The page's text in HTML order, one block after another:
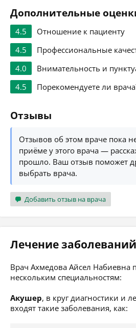
Дополнительные
4.5
Отношение к пациенту
4.5
Профессиональные
4.0
Внимательность и
4.5
Порекомендуете ли
Отзывы
Отзывов об этом враче пока
приёме у этого врача —
прошло. Ваш отзыв поможет
выбрать врача.
Добавить отзыв на врача
Лечение заболеваний
Врач Ахмедова Айсел Набиевна
нескольким специальностям:
Акушер, в круг диагностики и
входят такие заболевания, как: